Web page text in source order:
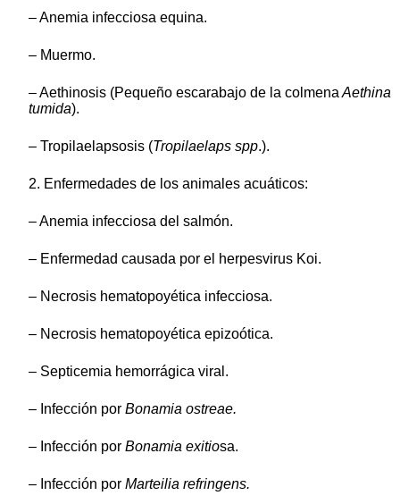
– Anemia infecciosa equina.
– Muermo.
– Aethinosis (Pequeño escarabajo de la colmena Aethina
tumida).
– Tropilaelapsosis (Tropilaelaps spp.).
2. Enfermedades de los animales acuáticos:
– Anemia infecciosa del salmón.
– Enfermedad causada por el herpesvirus Koi.
– Necrosis hematopoyética infecciosa.
– Necrosis hematopoyética epizoótica.
– Septicemia hemorrágica viral.
– Infección por Bonamia ostreae.
– Infección por Bonamia exitiosa.
– Infección por Marteilia refringens.